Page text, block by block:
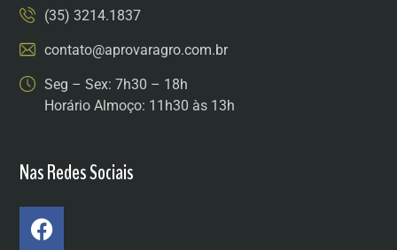
(35) 3214.1837
contato@aprovaragro.com.br
Seg – Sex: 7h30 – 18h
Horário Almoço: 11h30 às 13h
Nas Redes Sociais